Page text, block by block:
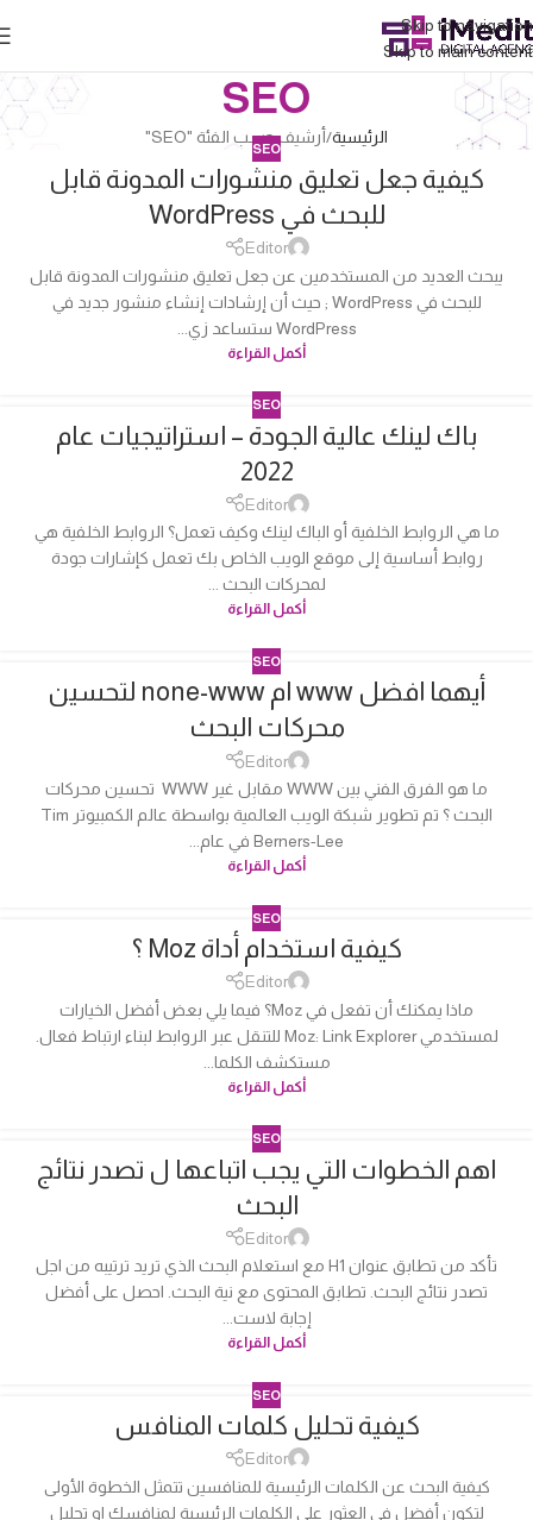
Skip to navigation
Skip to main content
SEO
الرئيسية أرشيف حسب الفئة "SEO"
SEO
كيفية جعل تعليق منشورات المدونة قابل
للبحث في WordPress
Editor
يبحث العديد من المستخدمين عن جعل تعليق منشورات المدونة قابل
للبحث في WordPress ; حيث أن إرشادات إنشاء منشور جديد في
WordPress ستساعد زي...
أكمل القراءة
SEO
باك لينك عالية الجودة – استراتيجيات عام
2022
Editor
ما هي الروابط الخلفية أو الباك لينك وكيف تعمل؟ الروابط الخلفية هي
روابط أساسية إلى موقع الويب الخاص بك تعمل كإشارات جودة
لمحركات البحث ...
أكمل القراءة
SEO
أيهما افضل www ام none-www لتحسين
محركات البحث
Editor
ما هو الفرق الفني بين WWW مقابل غير WWW تحسين محركات
البحث ؟ تم تطوير شبكة الويب العالمية بواسطة عالم الكمبيوتر Tim
Berners-Lee في عام...
أكمل القراءة
SEO
كيفية استخدام أداة Moz ؟
Editor
ماذا يمكنك أن تفعل في Moz؟ فيما يلي بعض أفضل الخيارات
لمستخدمي Moz: Link Explorer للتنقل عبر الروابط لبناء ارتباط فعال.
مستكشف الكلما...
أكمل القراءة
04
SEO
اهم الخطوات التي يجب اتباعها ل تصدر نتائج
البحث
Editor
تأكد من تطابق عنوان H1 مع استعلام البحث الذي تريد ترتيبه من اجل
تصدر نتائج البحث. تطابق المحتوى مع نية البحث. احصل على أفضل
إجابة لاست...
أكمل القراءة
SEO
كيفية تحليل كلمات المنافس
Editor
كيفية البحث عن الكلمات الرئيسية للمنافسين تتمثل الخطوة الأولى
لتكون أفضل في العثور على الكلمات الرئيسية لمنافسك او تحليل